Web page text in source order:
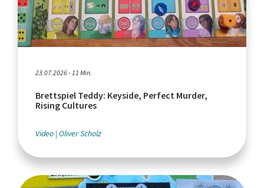
23.07.2026 - 11 Min.
Brettspiel Teddy: Keyside, Perfect Murder,
Rising Cultures
Video Oliver Scholz